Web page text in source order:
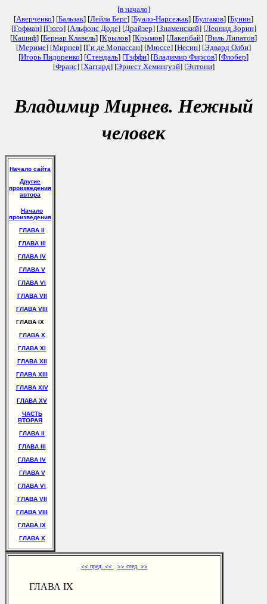
[в начало]
[Аверченко] [Бальзак] [Лейла Берг] [Буало-Нарсежак] [Булгаков] [Бунин]
[Гофман] [Гюго] [Альфонс Доде] [Драйзер] [Знаменский] [Леонид Зорин]
[Кашиф] [Бернар Клавель] [Крылов] [Крымов] [Лакербай] [Виль Липатов]
[Мериме] [Мирнев] [Ги де Мопассан] [Мюссе] [Несин] [Эдвард Олби]
[Игорь Пидоренко] [Стендаль] [Тэффи] [Владимир Фирсов] [Флобер]
[Франс] [Хаггард] [Эрнест Хемингуэй] [Энтони]
Владимир Мирнев. Нежный
человек
Начало сайта
Другие
произведения
автора
Начало
произведения
ГЛАВА II
ГЛАВА III
ГЛАВА IV
ГЛАВА V
ГЛАВА VI
ГЛАВА VII
ГЛАВА VIII
ГЛАВА IX
ГЛАВА X
ГЛАВА XI
ГЛАВА XII
ГЛАВА XIII
ГЛАВА XIV
ГЛАВА XV
ЧАСТЬ
ВТОРАЯ
ГЛАВА II
ГЛАВА III
ГЛАВА IV
ГЛАВА V
ГЛАВА VI
ГЛАВА VII
ГЛАВА VIII
ГЛАВА IX
ГЛАВА X
<< пред. << >> след. >>
ГЛАВА IX